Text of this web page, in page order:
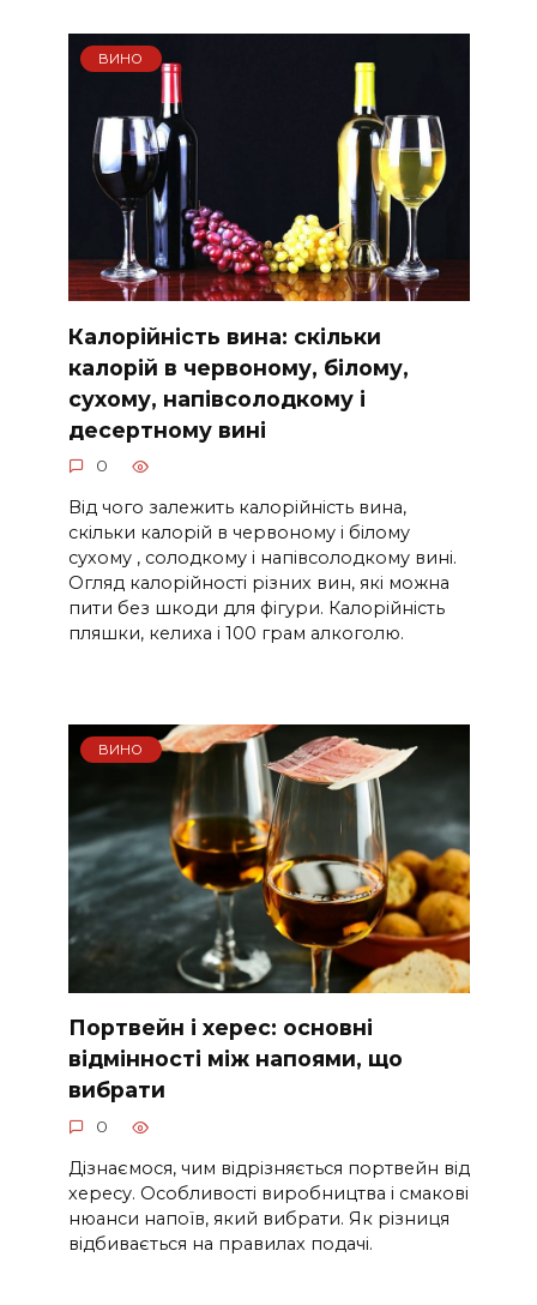
ВИНО
Калорійність вина: скільки
калорій в червоному, білому,
сухому, напівсолодкому і
десертному вині
0
Від чого залежить калорійність вина,
скільки калорій в червоному і білому
сухому , солодкому і напівсолодкому вині.
Огляд калорійності різних вин, які можна
пити без шкоди для фігури. Калорійність
пляшки, келиха і 100 грам алкоголю.
ВИНО
Портвейн і херес: основні
відмінності між напоями, що
вибрати
0
Дізнаємося, чим відрізняється портвейн від
хересу. Особливості виробництва і смакові
нюанси напоїв, який вибрати. Як різниця
відбивається на правилах подачі.